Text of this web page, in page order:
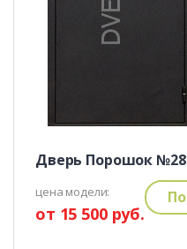
Дверь Порошок №28
цена модели:
от 15 500 руб.